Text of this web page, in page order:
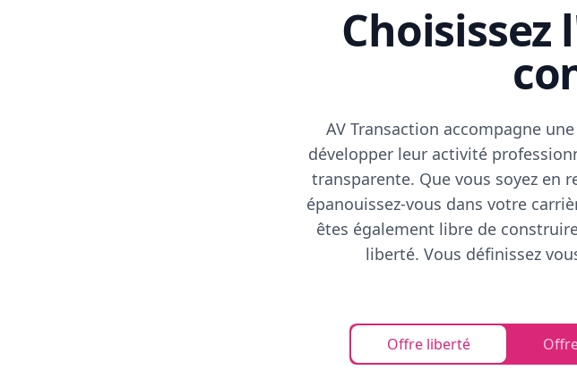
Choisissez
AV Transaction accompagne
développer leur activité
transparente. Que vous soyez en
épanouissez-vous dans votre
êtes également libre de
liberté. Vous définissez
Offre liberté